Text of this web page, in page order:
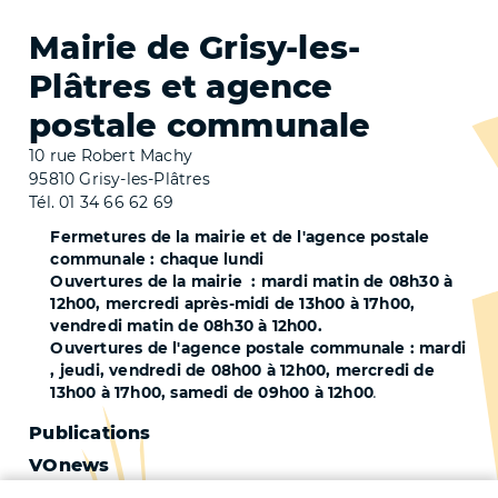
Mairie de Grisy-les-
Plâtres et agence
postale communale
10 rue Robert Machy
95810 Grisy-les-Plâtres
Tél. 01 34 66 62 69
Fermetures de la mairie et de l'agence postale
communale : chaque lundi
Ouvertures de la mairie : mardi matin de 08h30 à
12h00, mercredi après-midi de 13h00 à 17h00,
vendredi matin de 08h30 à 12h00.
Ouvertures de l'agence postale communale : mardi
, jeudi, vendredi de 08h00 à 12h00, mercredi de
13h00 à 17h00, samedi de 09h00 à 12h00.
Pied
de
Publications
VOnews